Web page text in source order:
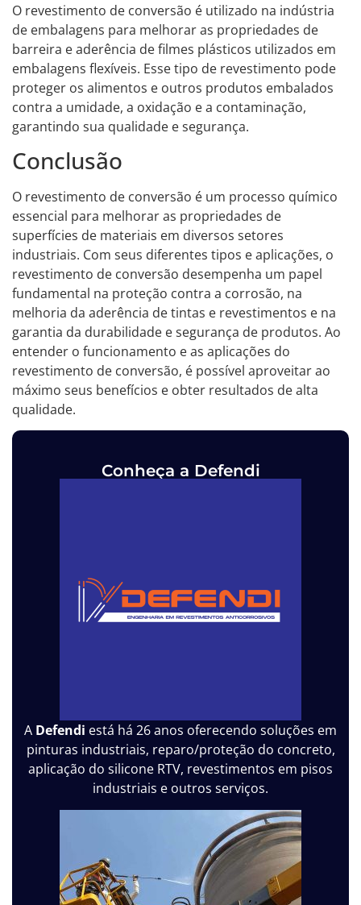
O revestimento de conversão é utilizado na indústria
de embalagens para melhorar as propriedades de
barreira e aderência de filmes plásticos utilizados em
embalagens flexíveis. Esse tipo de revestimento pode
proteger os alimentos e outros produtos embalados
contra a umidade, a oxidação e a contaminação,
garantindo sua qualidade e segurança.
Conclusão
O revestimento de conversão é um processo químico
essencial para melhorar as propriedades de
superfícies de materiais em diversos setores
industriais. Com seus diferentes tipos e aplicações, o
revestimento de conversão desempenha um papel
fundamental na proteção contra a corrosão, na
melhoria da aderência de tintas e revestimentos e na
garantia da durabilidade e segurança de produtos. Ao
entender o funcionamento e as aplicações do
revestimento de conversão, é possível aproveitar ao
máximo seus benefícios e obter resultados de alta
qualidade.
Conheça a Defendi
A Defendi está há 26 anos oferecendo soluções em
pinturas industriais, reparo/proteção do concreto,
aplicação do silicone RTV, revestimentos em pisos
industriais e outros serviços.